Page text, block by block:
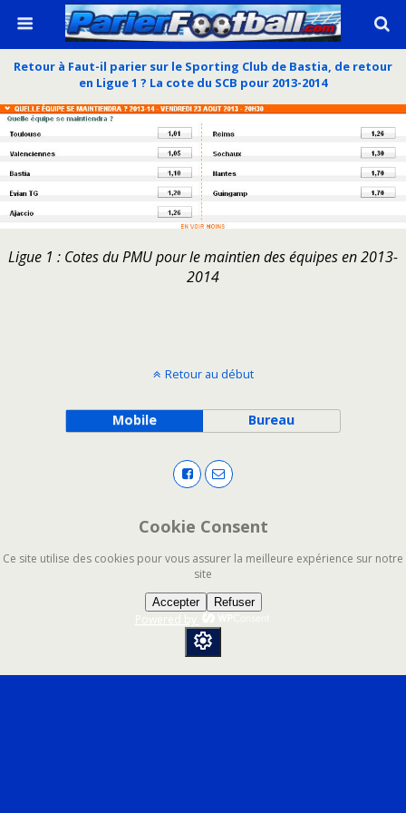
Retour à Faut-il parier sur le Sporting Club de Bastia, de retour
en Ligue 1 ? La cote du SCB pour 2013-2014
Ligue 1 : Cotes du PMU pour le maintien des équipes en 2013-
2014
Retour au début
Mobile Bureau